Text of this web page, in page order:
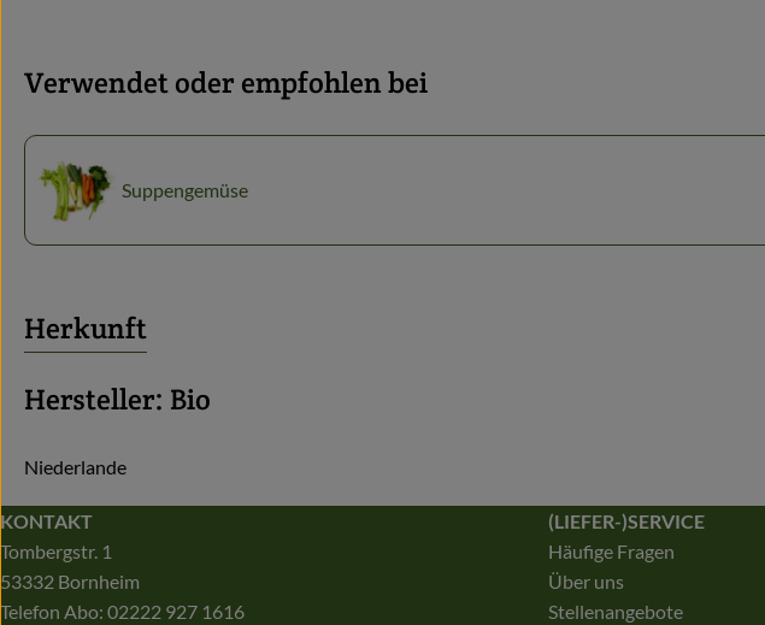
Verwendet oder empfohlen bei
Suppengemüse
Herkunft
Hersteller: Bio
Niederlande
KONTAKT
Tombergstr. 1
53332 Bornheim
Telefon Abo: 02222 927 1616
(LIEFER-)SERVICE
Häufige Fragen
Über uns
Stellenangebote